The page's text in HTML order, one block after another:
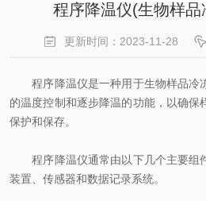
程序降温仪(生物样
更新时间：2023-11-28
程序降温仪是一种用于生物样品冷
的温度控制和逐步降温的功能，以确保
保护和保存。
程序降温仪通常由以下几个主要组
装置、传感器和数据记录系统。